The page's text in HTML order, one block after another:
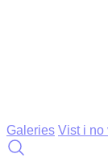
Galeries Vist i no